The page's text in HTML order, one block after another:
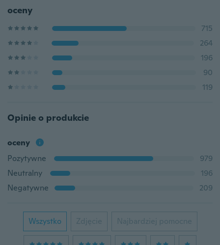
oceny
715
264
196
90
119
Opinie o produkcie
oceny
Pozytywne
979
Neutralny
196
Negatywne
209
Wszystko Zdjęcie Najbardziej pomocne